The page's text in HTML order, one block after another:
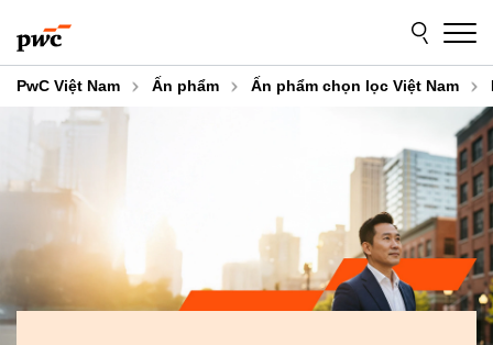
PwC Việt Nam Ấn phẩm Ấn phẩm chọn lọc Việt Nam